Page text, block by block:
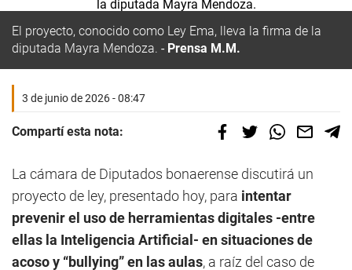
El proyecto, conocido como Ley Ema, lleva la firma de la
diputada Mayra Mendoza.
Prensa M.M.
3 de junio de 2026 - 08:47
Compartí esta nota:
La cámara de Diputados bonaerense discutirá un
proyecto de ley, presentado hoy, para intentar
prevenir el uso de herramientas digitales -entre
ellas la Inteligencia Artificial- en situaciones de
acoso y “bullying” en las aulas, a raíz del caso de